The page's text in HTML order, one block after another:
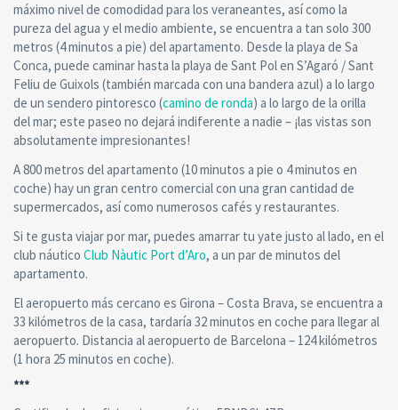
máximo nivel de comodidad para los veraneantes, así como la
pureza del agua y el medio ambiente, se encuentra a tan solo 300
metros (4 minutos a pie) del apartamento. Desde la playa de Sa
Conca, puede caminar hasta la playa de Sant Pol en S’Agaró / Sant
Feliu de Guixols (también marcada con una bandera azul) a lo largo
de un sendero pintoresco (camino de ronda) a lo largo de la orilla
del mar; este paseo no dejará indiferente a nadie – ¡las vistas son
absolutamente impresionantes!
A 800 metros del apartamento (10 minutos a pie o 4 minutos en
coche) hay un gran centro comercial con una gran cantidad de
supermercados, así como numerosos cafés y restaurantes.
Si te gusta viajar por mar, puedes amarrar tu yate justo al lado, en el
club náutico Club Nàutic Port d’Aro, a un par de minutos del
apartamento.
El aeropuerto más cercano es Girona – Costa Brava, se encuentra a
33 kilómetros de la casa, tardaría 32 minutos en coche para llegar al
aeropuerto. Distancia al aeropuerto de Barcelona – 124 kilómetros
(1 hora 25 minutos en coche).
***